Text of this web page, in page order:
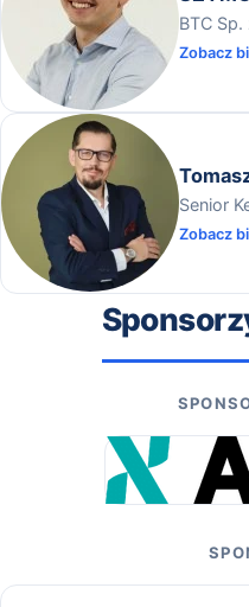
BTC
Zobacz
Senior
Zobacz